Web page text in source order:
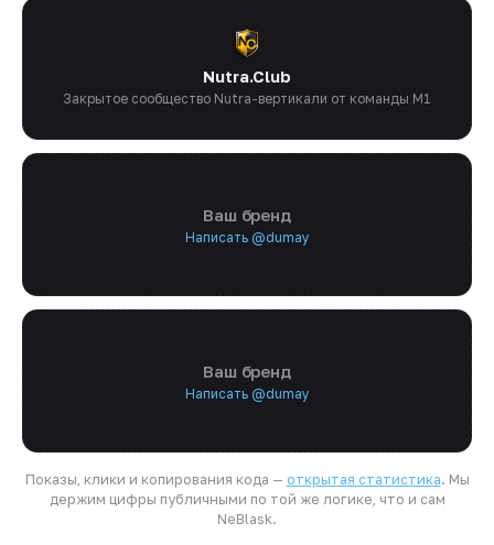
Nutra.Club
Закрытое сообщество Nutra-вертикали от команды M1
Ваш бренд
Написать @dumay
Ваш бренд
Написать @dumay
Показы, клики и копирования кода — открытая статистика. Мы
держим цифры публичными по той же логике, что и сам
NeBlask.